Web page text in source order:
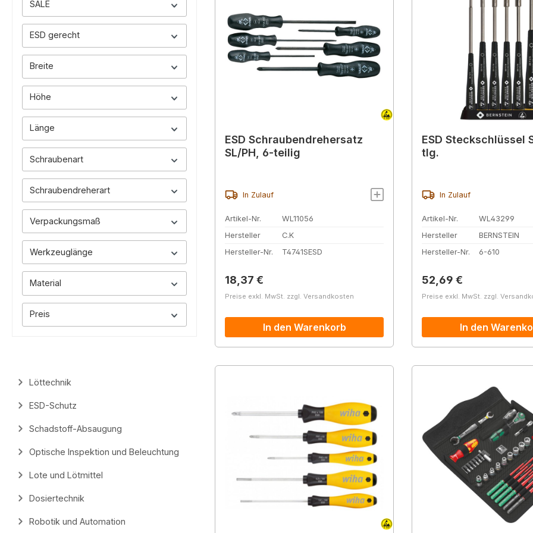
SALE
ESD gerecht
Breite
Höhe
Länge
Schraubenart
Schraubendreherart
Verpackungsmaß
Werkzeuglänge
Material
Preis
Löttechnik
ESD-Schutz
Schadstoff-Absaugung
Optische Inspektion und Beleuchtung
Lote und Lötmittel
Dosiertechnik
Robotik und Automation
ESD Schraubendrehersatz
SL/PH, 6-teilig
In Zulauf
Artikel-Nr.
WL11056
Hersteller
C.K
Hersteller-Nr.
T4741SESD
Regulärer Preis:
18,37 €
Preise exkl. MwSt. zzgl. Versandkosten
In den Warenkorb
ESD Steckschlüssel
tlg.
In Zulauf
Artikel-Nr.
WL43299
Hersteller
BERNSTEIN
Hersteller-Nr.
6-610
Regulärer Preis:
52,69 €
Preise exkl. MwSt. zzgl.
In den